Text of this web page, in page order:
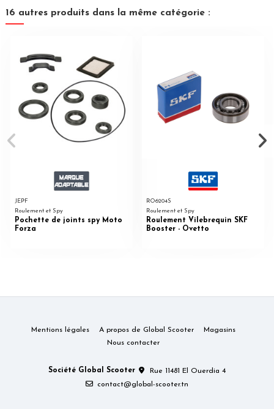
16 autres produits dans la même catégorie :
JEPF
Roulement et Spy
Pochette de joints spy Moto
Forza
RO6204S
Roulement et Spy
Roulement Vilebrequin SKF
Booster - Ovetto
Mentions légales A propos de Global Scooter
Magasins
Nous contacter
Société Global Scooter
Rue 11481 El Ouerdia 4
contact@global-scooter.tn